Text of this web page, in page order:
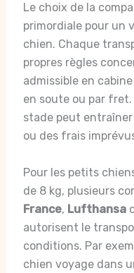
Le choix de la
primordiale pour un
chien. Chaque
propres règles
admissible en
en soute ou par
stade peut
ou des frais
Pour les petits
de 8 kg, plusieurs
France, Lufthansa
autorisent le
conditions. Par
chien voyage dans